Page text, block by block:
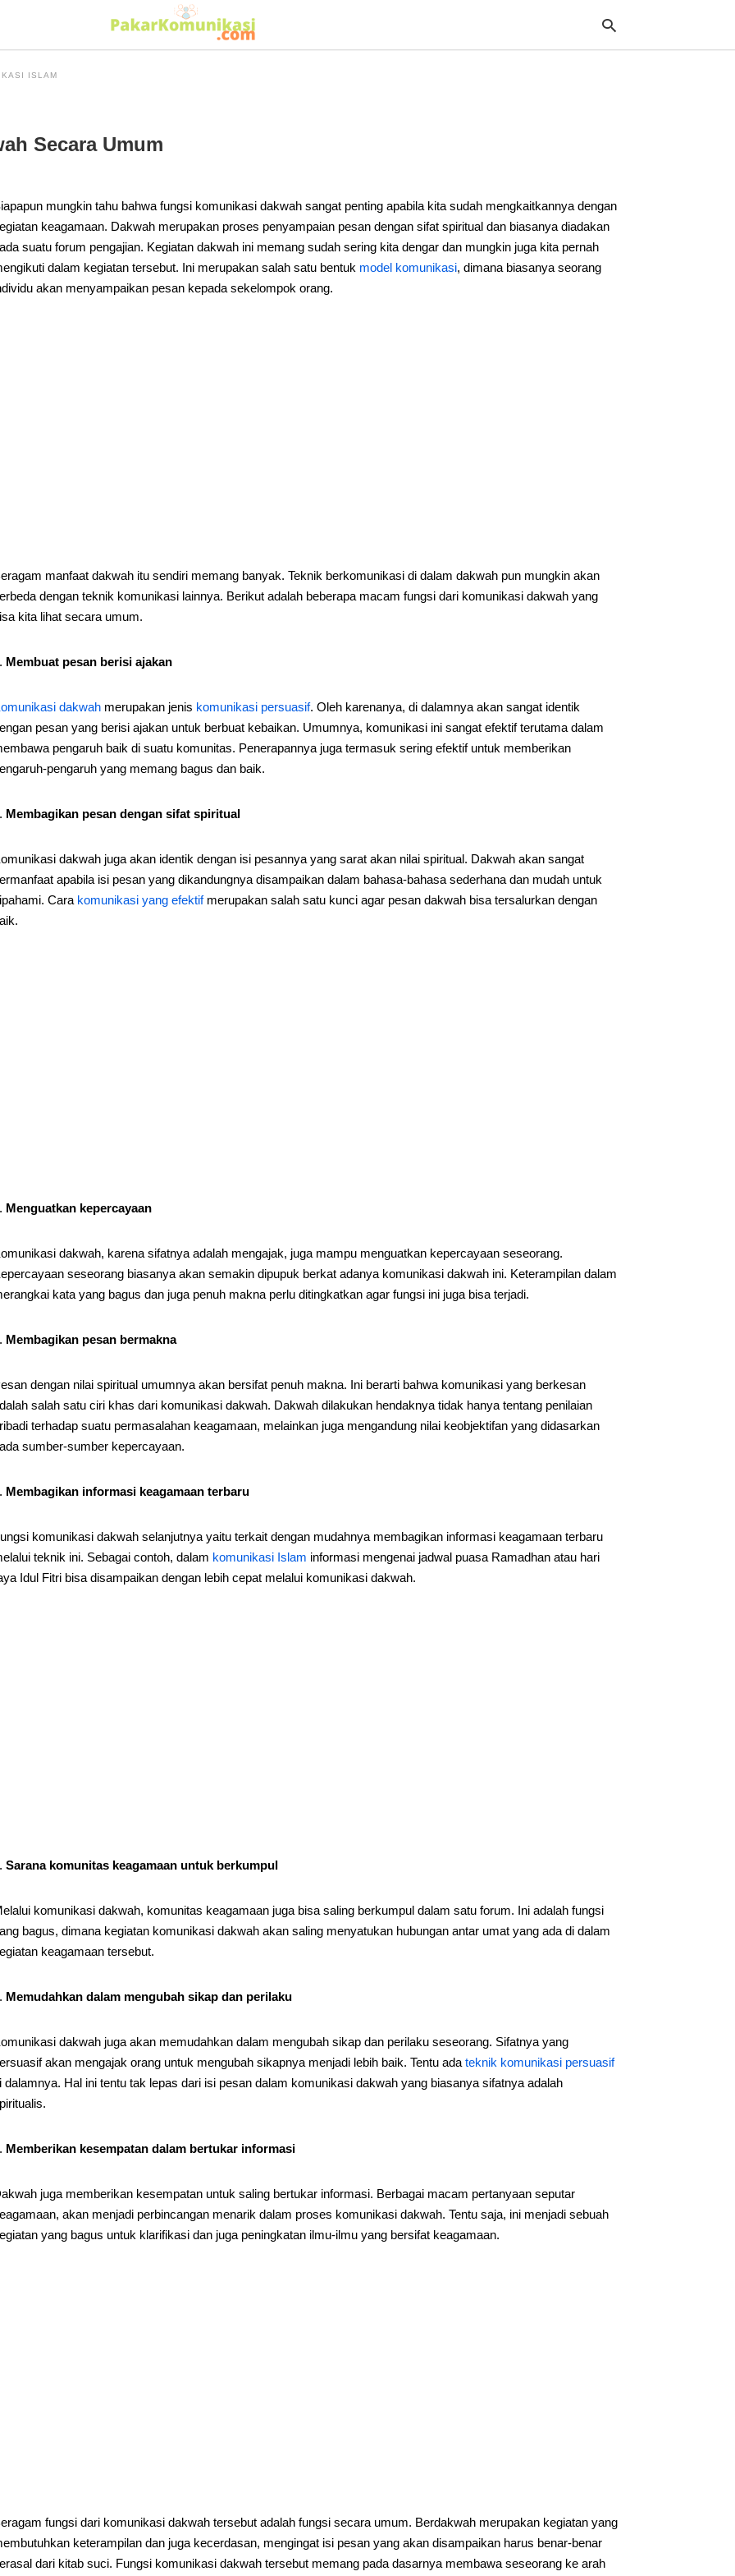
ISLAM
Secara Umum
mungkin tahu bahwa fungsi komunikasi dakwah sangat penting apabila kita sudah mengkaitkannya dengan
keagamaan. Dakwah merupakan proses penyampaian pesan dengan sifat spiritual dan biasanya diadakan
suatu forum pengajian. Kegiatan dakwah ini memang sudah sering kita dengar dan mungkin juga kita pernah
dalam kegiatan tersebut. Ini merupakan salah satu bentuk model komunikasi, dimana biasanya seorang
akan menyampaikan pesan kepada sekelompok orang.
manfaat dakwah itu sendiri memang banyak. Teknik berkomunikasi di dalam dakwah pun mungkin akan
dengan teknik komunikasi lainnya. Berikut adalah beberapa macam fungsi dari komunikasi dakwah yang
kita lihat secara umum.
Membuat pesan berisi ajakan
dakwahmerupakan jenis komunikasi persuasif. Oleh karenanya, di dalamnya akan sangat identik
pesan yang berisi ajakan untuk berbuat kebaikan. Umumnya, komunikasi ini sangat efektif terutama dalam
pengaruh baik di suatu komunitas. Penerapannya juga termasuk sering efektif untuk memberikan
pengaruh yang memang bagus dan baik.
Membagikan pesan dengan sifat spiritual
dakwah juga akan identik dengan isi pesannya yang sarat akan nilai spiritual. Dakwah akan sangat
apabila isi pesan yang dikandungnya disampaikan dalam bahasa-bahasa sederhana dan mudah untuk
Cara komunikasi yang efektifmerupakan salah satu kunci agar pesan dakwah bisa tersalurkan dengan
Menguatkan kepercayaan
dakwah, karena sifatnya adalah mengajak, juga mampu menguatkan kepercayaan seseorang.
seseorang biasanya akan semakin dipupuk berkat adanya komunikasi dakwah ini. Keterampilan dalam
kata yang bagus dan juga penuh makna perlu ditingkatkan agar fungsi ini juga bisa terjadi.
Membagikan pesan bermakna
dengan nilai spiritual umumnya akan bersifat penuh makna. Ini berarti bahwa komunikasi yang berkesan
salah satu ciri khas dari komunikasi dakwah. Dakwah dilakukan hendaknya tidak hanya tentang penilaian
terhadap suatu permasalahan keagamaan, melainkan juga mengandung nilai keobjektifan yang didasarkan
sumber-sumber kepercayaan.
Membagikan informasi keagamaan terbaru
komunikasi dakwah selanjutnya yaitu terkait dengan mudahnya membagikan informasi keagamaan terbaru
teknik ini. Sebagai contoh, dalam komunikasi Islam informasi mengenai jadwal puasa Ramadhan atau hari
Idul Fitri bisa disampaikan dengan lebih cepat melalui komunikasi dakwah.
Sarana komunitas keagamaan untuk berkumpul
komunikasi dakwah, komunitas keagamaan juga bisa saling berkumpul dalam satu forum. Ini adalah fungsi
bagus, dimana kegiatan komunikasi dakwah akan saling menyatukan hubungan antar umat yang ada di dalam
keagamaan tersebut.
Memudahkan dalam mengubah sikap dan perilaku
dakwah juga akan memudahkan dalam mengubah sikap dan perilaku seseorang. Sifatnya yang
akan mengajak orang untuk mengubah sikapnya menjadi lebih baik. Tentu ada teknik komunikasi persuasif
dalamnya. Hal ini tentu tak lepas dari isi pesan dalam komunikasi dakwah yang biasanya sifatnya adalah
Memberikan kesempatan dalam bertukar informasi
juga memberikan kesempatan untuk saling bertukar informasi. Berbagai macam pertanyaan seputar
akan menjadi perbincangan menarik dalam proses komunikasi dakwah. Tentu saja, ini menjadi sebuah
yang bagus untuk klarifikasi dan juga peningkatan ilmu-ilmu yang bersifat keagamaan.
fungsi dari komunikasi dakwah tersebut adalah fungsi secara umum. Berdakwah merupakan kegiatan yang
keterampilan dan juga kecerdasan, mengingat isi pesan yang akan disampaikan harus benar-benar
dari kitab suci. Fungsi komunikasi dakwah tersebut memang pada dasarnya membawa seseorang ke arah